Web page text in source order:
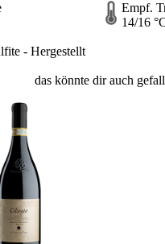
Empf.
14/16
- Hergestellt
das könnte dir auch